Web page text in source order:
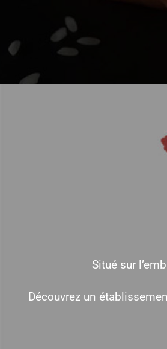
Situé sur
Découvrez un